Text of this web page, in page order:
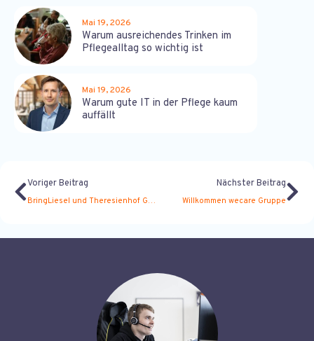
Mai 19, 2026
Warum ausreichendes Trinken im
Pflegealltag so wichtig ist
Mai 19, 2026
Warum gute IT in der Pflege kaum
auffällt
Voriger Beitrag
BringLiesel und Theresienhof Goslar im Interview für den Vediso
Nächster Beitrag
Willkommen wecare Gruppe